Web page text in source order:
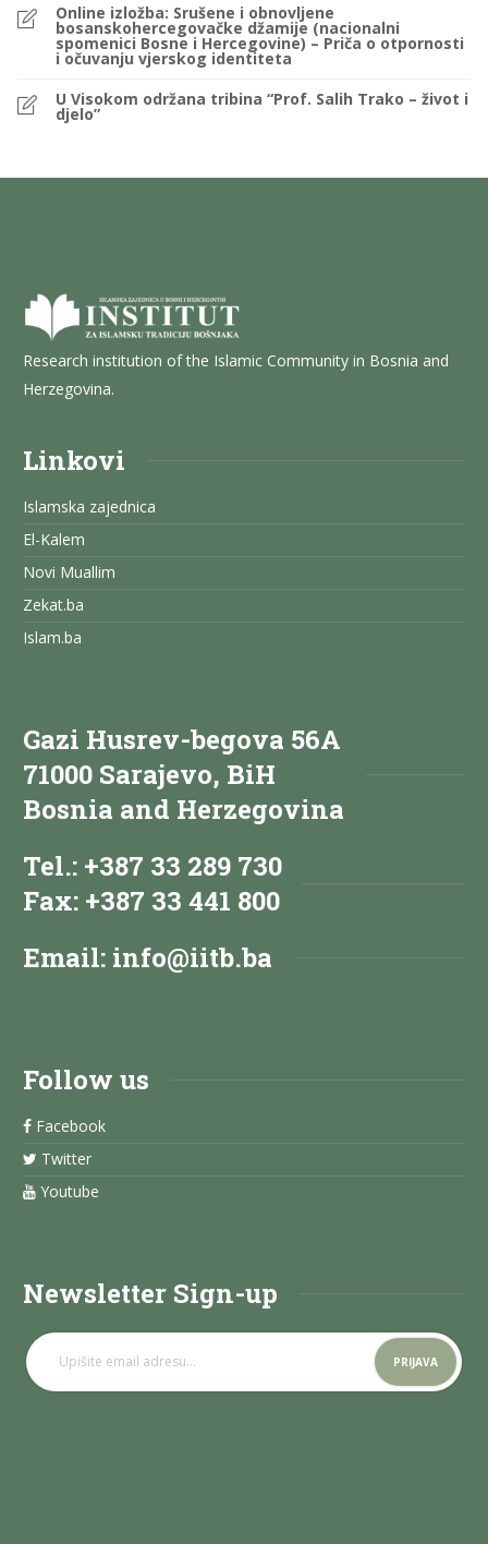
Online izložba: Srušene i obnovljene
bosanskohercegovačke džamije (nacionalni
spomenici Bosne i Hercegovine) – Priča o otpornosti
i očuvanju vjerskog identiteta
U Visokom održana tribina “Prof. Salih Trako – život i
djelo”
Research institution of the Islamic Community in Bosnia and
Herzegovina.
Linkovi
Islamska zajednica
El-Kalem
Novi Muallim
Zekat.ba
Islam.ba
Gazi Husrev-begova 56A
71000 Sarajevo, BiH
Bosnia and Herzegovina
Tel.: +387 33 289 730
Fax: +387 33 441 800
Email: info@iitb.ba
Follow us
Facebook
Twitter
Youtube
Newsletter Sign-up